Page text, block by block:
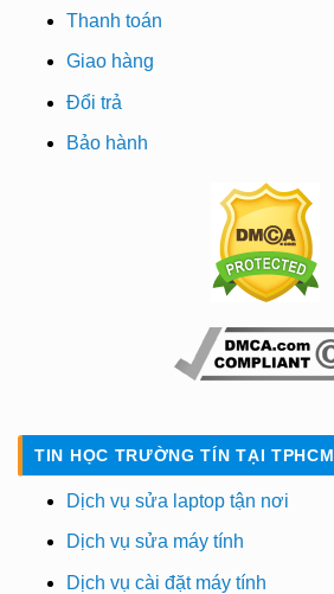
Thanh toán
Giao hàng
Đổi trả
Bảo hành
TIN HỌC TRƯỜNG TÍN TẠI TPHCM
Dịch vụ sửa laptop tận nơi
Dịch vụ sửa máy tính
Dịch vụ cài đặt máy tính